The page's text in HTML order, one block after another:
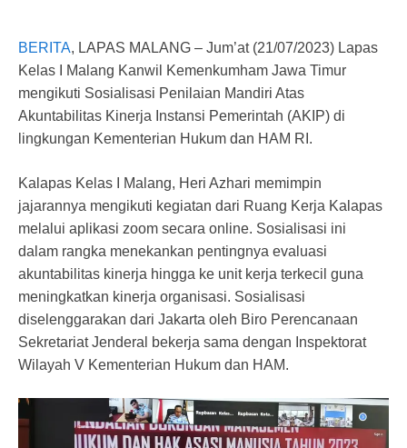
BERITA, LAPAS MALANG – Jum’at (21/07/2023) Lapas
Kelas I Malang Kanwil Kemenkumham Jawa Timur
mengikuti Sosialisasi Penilaian Mandiri Atas
Akuntabilitas Kinerja Instansi Pemerintah (AKIP) di
lingkungan Kementerian Hukum dan HAM RI.
Kalapas Kelas I Malang, Heri Azhari memimpin
jajarannya mengikuti kegiatan dari Ruang Kerja Kalapas
melalui aplikasi zoom secara online. Sosialisasi ini
dalam rangka menekankan pentingnya evaluasi
akuntabilitas kinerja hingga ke unit kerja terkecil guna
meningkatkan kinerja organisasi. Sosialisasi
diselenggarakan dari Jakarta oleh Biro Perencanaan
Sekretariat Jenderal bekerja sama dengan Inspektorat
Wilayah V Kementerian Hukum dan HAM.